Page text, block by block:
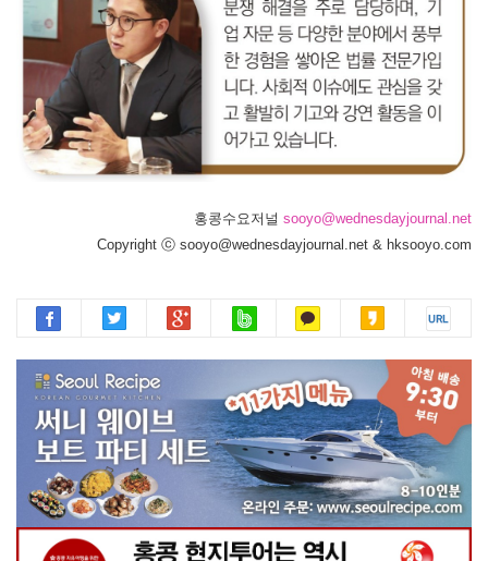
홍콩수요저널 sooyo@wednesdayjournal.net
Copyright ⓒ sooyo@wednesdayjournal.net & hksooyo.com